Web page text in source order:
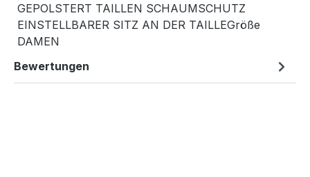
GEPOLSTERT TAILLEN SCHAUMSCHUTZ
EINSTELLBARER SITZ AN DER TAILLEGröße
DAMEN
Bewertungen